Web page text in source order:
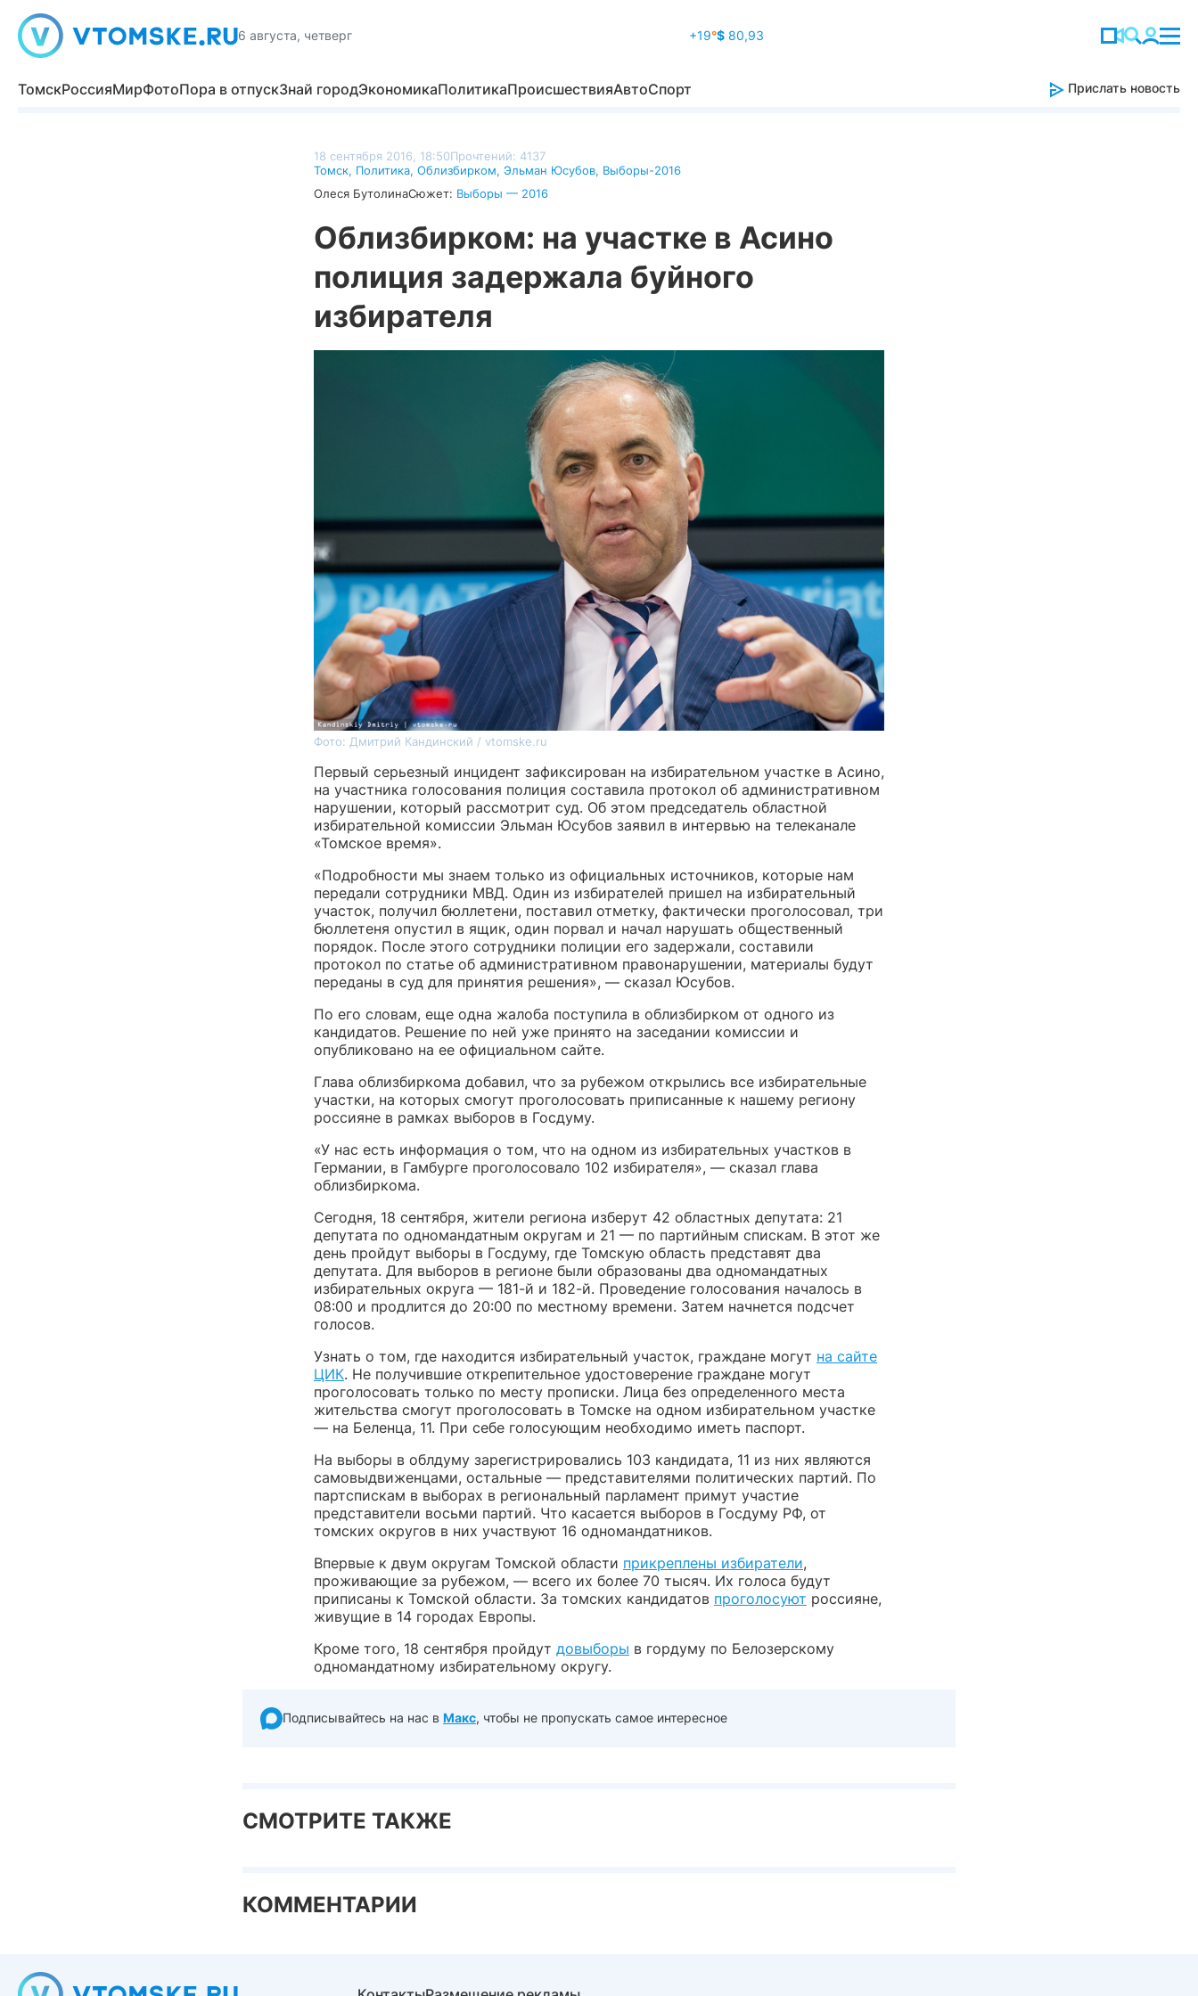
6 августа, четверг +19°$ 80,93
ТомскРоссияМирФотоПора в отпускЗнай городЭкономикаПолитикаПроисшествияАвтоСпорт Прислать новость
18 сентября 2016, 18:50Прочтений: 4137
Томск, Политика, Облизбирком, Эльман Юсубов, Выборы-2016
Олеся БутолинаСюжет: Выборы — 2016
Облизбирком: на участке в Асино
полиция задержала буйного
избирателя
Фото: Дмитрий Кандинский / vtomske.ru
Первый серьезный инцидент зафиксирован на избирательном участке в Асино,
на участника голосования полиция составила протокол об административном
нарушении, который рассмотрит суд. Об этом председатель областной
избирательной комиссии Эльман Юсубов заявил в интервью на телеканале
«Томское время».
«Подробности мы знаем только из официальных источников, которые нам
передали сотрудники МВД. Один из избирателей пришел на избирательный
участок, получил бюллетени, поставил отметку, фактически проголосовал, три
бюллетеня опустил в ящик, один порвал и начал нарушать общественный
порядок. После этого сотрудники полиции его задержали, составили
протокол по статье об административном правонарушении, материалы будут
переданы в суд для принятия решения», — сказал Юсубов.
По его словам, еще одна жалоба поступила в облизбирком от одного из
кандидатов. Решение по ней уже принято на заседании комиссии и
опубликовано на ее официальном сайте.
Глава облизбиркома добавил, что за рубежом открылись все избирательные
участки, на которых смогут проголосовать приписанные к нашему региону
россияне в рамках выборов в Госдуму.
«У нас есть информация о том, что на одном из избирательных участков в
Германии, в Гамбурге проголосовало 102 избирателя», — сказал глава
облизбиркома.
Сегодня, 18 сентября, жители региона изберут 42 областных депутата: 21
депутата по одномандатным округам и 21 — по партийным спискам. В этот же
день пройдут выборы в Госдуму, где Томскую область представят два
депутата. Для выборов в регионе были образованы два одномандатных
избирательных округа — 181-й и 182-й. Проведение голосования началось в
08:00 и продлится до 20:00 по местному времени. Затем начнется подсчет
голосов.
Узнать о том, где находится избирательный участок, граждане могут на сайте
ЦИК. Не получившие открепительное удостоверение граждане могут
проголосовать только по месту прописки. Лица без определенного места
жительства смогут проголосовать в Томске на одном избирательном участке
— на Беленца, 11. При себе голосующим необходимо иметь паспорт.
На выборы в облдуму зарегистрировались 103 кандидата, 11 из них являются
самовыдвиженцами, остальные — представителями политических партий. По
партспискам в выборах в региональный парламент примут участие
представители восьми партий. Что касается выборов в Госдуму РФ, от
томских округов в них участвуют 16 одномандатников.
Впервые к двум округам Томской области прикреплены избиратели,
проживающие за рубежом, — всего их более 70 тысяч. Их голоса будут
приписаны к Томской области. За томских кандидатов проголосуют россияне,
живущие в 14 городах Европы.
Кроме того, 18 сентября пройдут довыборы в гордуму по Белозерскому
одномандатному избирательному округу.
Подписывайтесь на нас в Макс, чтобы не пропускать самое интересное
СМОТРИТЕ ТАКЖЕ
КОММЕНТАРИИ